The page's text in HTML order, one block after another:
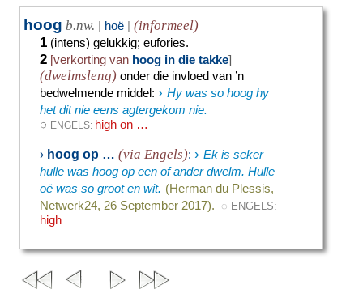
hoog b.nw. | hoë | (informeel)
1 (intens) gelukkig;eufories.
2 [verkorting van hoog in die takke]
(dwelmsleng)onder die invloed van ’n
bedwelmende middel:› Hy was so hoog hy
het dit nie eens agtergekom nie.
◌ ENGELS: high on …
› hoog op …(via Engels):› Ek is seker
hulle was hoog op een of ander dwelm. Hulle
oë was so groot en wit. (Herman du Plessis,
Netwerk24, 26 September 2017). ◌ ENGELS:
high